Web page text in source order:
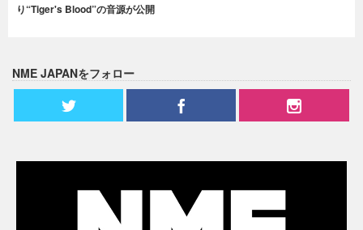
り“Tiger's Blood”の音源が公開
NME JAPANをフォロー